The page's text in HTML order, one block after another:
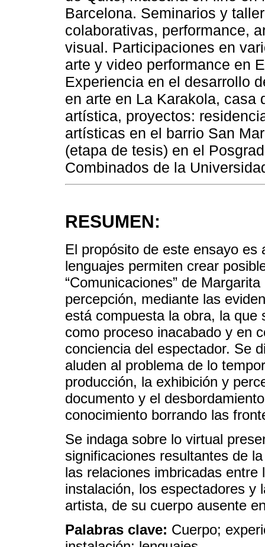
Barcelona. Seminarios y
colaborativas, performance,
visual. Participaciones en
arte y video performance en
Experiencia en el desarrollo
en arte en La Karakola, casa
artística, proyectos:
artísticas en el barrio San
(etapa de tesis) en el
Combinados de la
RESUMEN:
El propósito de este ensayo es
lenguajes permiten crear
“Comunicaciones” de
percepción, mediante las
está compuesta la obra, la
como proceso inacabado y en
conciencia del espectador. Se
aluden al problema de lo
producción, la exhibición y
documento y el
conocimiento borrando las
Se indaga sobre lo virtual
significaciones resultantes de
las relaciones imbricadas
instalación, los espectadores y
artista, de su cuerpo ausente
Palabras clave: Cuerpo;